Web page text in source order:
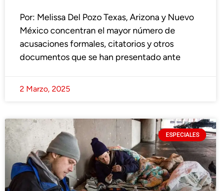
Por: Melissa Del Pozo Texas, Arizona y Nuevo
México concentran el mayor número de
acusaciones formales, citatorios y otros
documentos que se han presentado ante
2 Marzo, 2025
ESPECIALES